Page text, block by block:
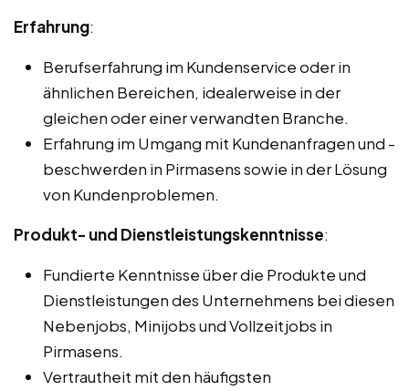
Erfahrung:
Berufserfahrung im Kundenservice oder in
ähnlichen Bereichen, idealerweise in der
gleichen oder einer verwandten Branche.
Erfahrung im Umgang mit Kundenanfragen und -
beschwerden in Pirmasens sowie in der Lösung
von Kundenproblemen.
Produkt- und Dienstleistungskenntnisse:
Fundierte Kenntnisse über die Produkte und
Dienstleistungen des Unternehmens bei diesen
Nebenjobs, Minijobs und Vollzeitjobs in
Pirmasens.
Vertrautheit mit den häufigsten